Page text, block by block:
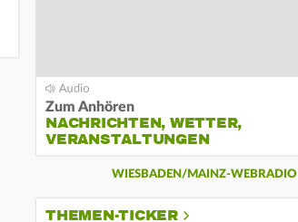
Zum Anhören
NACHRICHTEN, WETTER,
VERANSTALTUNGEN
WIESBADEN/MAINZ-WEBRADIO
THEMEN-TICKER